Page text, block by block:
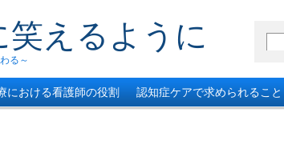
笑えるように
る～
における看護師の役割 認知症ケアで求められること